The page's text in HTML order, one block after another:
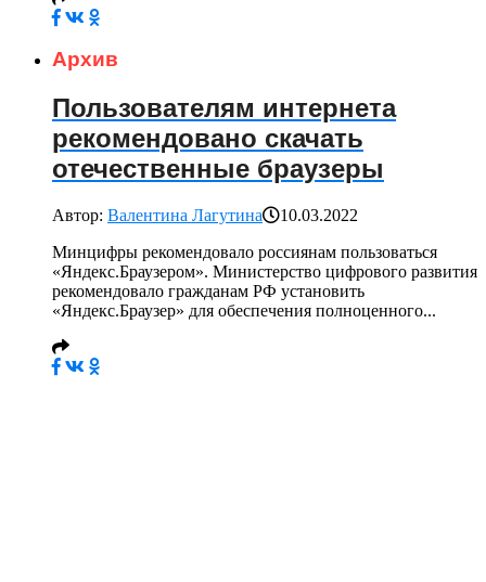
Архив
Пользователям интернета
рекомендовано скачать
отечественные браузеры
Автор: Валентина Лагутина
10.03.2022
Минцифры рекомендовало россиянам пользоваться
«Яндекс.Браузером». Министерство цифрового развития
рекомендовало гражданам РФ установить
«Яндекс.Браузер» для обеспечения полноценного...